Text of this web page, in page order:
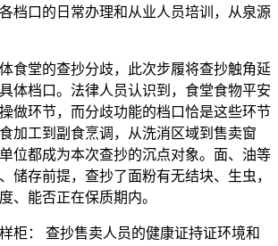
档口的日常办理和从业人员培训，从泉源
堂的查抄分歧，此次步履将查抄触角延
体档口。法律人员认识到，食堂食物平安
做环节，而分歧功能的档口恰是这些环节
加工到副食烹调，从洗消区域到售卖窗
位都成为本次查抄的沉点对象。面、油等
储存前提，查抄了面粉有无结块、生虫，
、能否正在保质期内。
： 查抄售卖人员的健康证持证环境和